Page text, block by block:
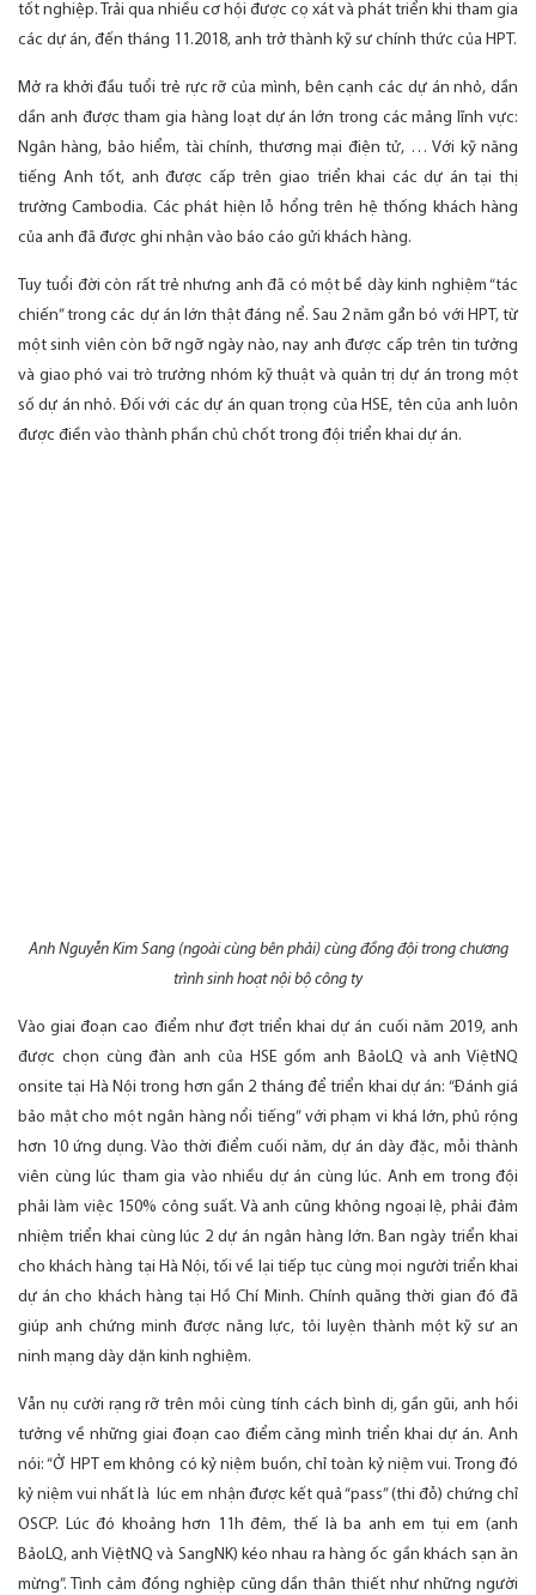
tốt nghiệp. Trải qua nhiều cơ hội được cọ xát và phát triển khi tham gia
các dự án, đến tháng 11.2018, anh trở thành kỹ sư chính thức của HPT.
Mở ra khởi đầu tuổi trẻ rực rỡ của mình, bên cạnh các dự án nhỏ, dần
dần anh được tham gia hàng loạt dự án lớn trong các mảng lĩnh vực:
Ngân hàng, bảo hiểm, tài chính, thương mại điện tử, … Với kỹ năng
tiếng Anh tốt, anh được cấp trên giao triển khai các dự án tại thị
trường Cambodia. Các phát hiện lỗ hổng trên hệ thống khách hàng
của anh đã được ghi nhận vào báo cáo gửi khách hàng.
Tuy tuổi đời còn rất trẻ nhưng anh đã có một bề dày kinh nghiệm “tác
chiến” trong các dự án lớn thật đáng nể. Sau 2 năm gắn bó với HPT, từ
một sinh viên còn bỡ ngỡ ngày nào, nay anh được cấp trên tin tưởng
và giao phó vai trò trưởng nhóm kỹ thuật và quản trị dự án trong một
số dự án nhỏ. Đối với các dự án quan trọng của HSE, tên của anh luôn
được điền vào thành phần chủ chốt trong đội triển khai dự án.
Anh Nguyễn Kim Sang (ngoài cùng bên phải) cùng đồng đội trong chương
trình sinh hoạt nội bộ công ty
Vào giai đoạn cao điểm như đợt triển khai dự án cuối năm 2019, anh
được chọn cùng đàn anh của HSE gồm anh BảoLQ và anh ViệtNQ
onsite tại Hà Nội trong hơn gần 2 tháng để triển khai dự án: “Đánh giá
bảo mật cho một ngân hàng nổi tiếng” với phạm vi khá lớn, phủ rộng
hơn 10 ứng dụng. Vào thời điểm cuối năm, dự án dày đặc, mỗi thành
viên cùng lúc tham gia vào nhiều dự án cùng lúc. Anh em trong đội
phải làm việc 150% công suất. Và anh cũng không ngoại lệ, phải đảm
nhiệm triển khai cùng lúc 2 dự án ngân hàng lớn. Ban ngày triển khai
cho khách hàng tại Hà Nội, tối về lại tiếp tục cùng mọi người triển khai
dự án cho khách hàng tại Hồ Chí Minh. Chính quãng thời gian đó đã
giúp anh chứng minh được năng lực, tôi luyện thành một kỹ sư an
ninh mạng dày dặn kinh nghiệm.
Vẫn nụ cười rạng rỡ trên môi cùng tính cách bình dị, gần gũi, anh hồi
tưởng về những giai đoạn cao điểm căng mình triển khai dự án. Anh
nói: “Ở HPT em không có kỷ niệm buồn, chỉ toàn kỷ niệm vui. Trong đó
kỷ niệm vui nhất là lúc em nhận được kết quả “pass” (thi đỗ) chứng chỉ
OSCP. Lúc đó khoảng hơn 11h đêm, thế là ba anh em tụi em (anh
BảoLQ, anh ViệtNQ và SangNK) kéo nhau ra hàng ốc gần khách sạn ăn
mừng”. Tình cảm đồng nghiệp cũng dần thân thiết như những người